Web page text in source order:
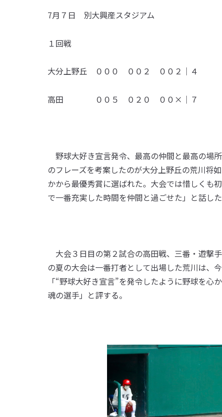
7月７日 別大興産スタジアム
１回戦
大分上野丘 ０００ ００２ ００２｜４
高田 ００５ ０２０ ００×｜７
野球大好き宣言発令、最高の仲間と最高の場
のフレーズを考案したのが大分上野丘の荒川将
かから最優秀賞に選ばれた。大会では惜しくも
で一番充実した時間を仲間と過ごせた」と話し
大会３日目の第２試合の高田戦、三番・遊撃
の夏の大会は一番打者として出場した荒川は、
「“野球大好き宣言”を発令したように野球を
魂の選手」と評する。